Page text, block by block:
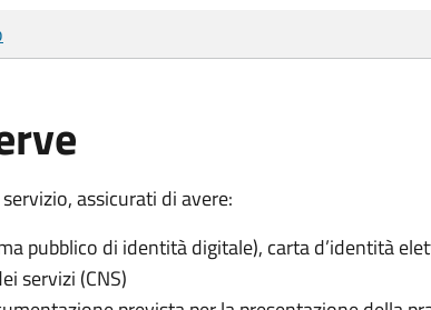
assicurati di avere:
pubblico di identità digitale), carta d’identità
servizi (CNS)